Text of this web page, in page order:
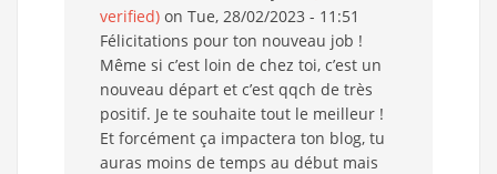
verified) on Tue, 28/02/2023 - 11:51
Félicitations pour ton nouveau job !
Même si c’est loin de chez toi, c’est un
nouveau départ et c’est qqch de très
positif. Je te souhaite tout le meilleur !
Et forcément ça impactera ton blog, tu
auras moins de temps au début mais